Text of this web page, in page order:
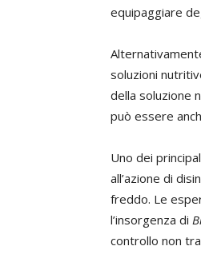
equipaggiare
soluzioni
della soluzione
può essere
Uno dei
all’azione di
freddo. Le
l’insorgenza di
controllo non